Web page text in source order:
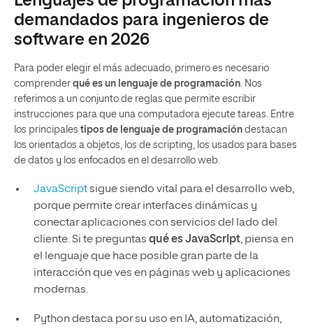
demandados para ingenieros de
software en 2026
Para poder elegir el más adecuado, primero es necesario
comprender qué es un lenguaje de programación . Nos
referimos a un conjunto de reglas que permite escribir
instrucciones para que una computadora ejecute tareas. Entre
los principales tipos de lenguaje de programación destacan
los orientados a objetos, los de scripting, los usados para bases
de datos y los enfocados en el desarrollo web.
JavaScriptsigue siendo vital para el desarrollo web,
porque permite crear interfaces dinámicas y
conectar aplicaciones con servicios del lado del
cliente. Si te preguntas qué es JavaScript, piensa en
el lenguaje que hace posible gran parte de la
interacción que ves en páginas web y aplicaciones
modernas.
Python destaca por su uso en IA, automatización,